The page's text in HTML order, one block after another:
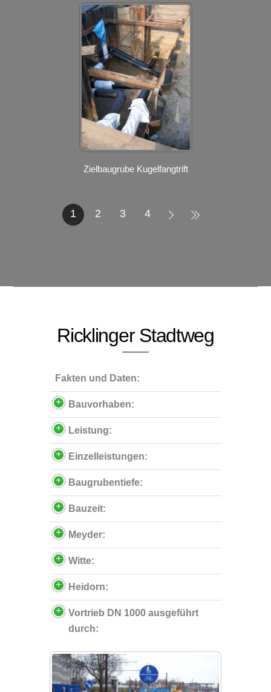
Zielbaugrube Kugelfangtrift
1 2 3 4
Ricklinger Stadtweg
Fakten und Daten:
Bauvorhaben:
Leistung:
Einzelleistungen:
Baugrubentiefe:
Bauzeit:
Meyder:
Witte:
Heidorn:
Vortrieb DN 1000 ausgeführt
durch: